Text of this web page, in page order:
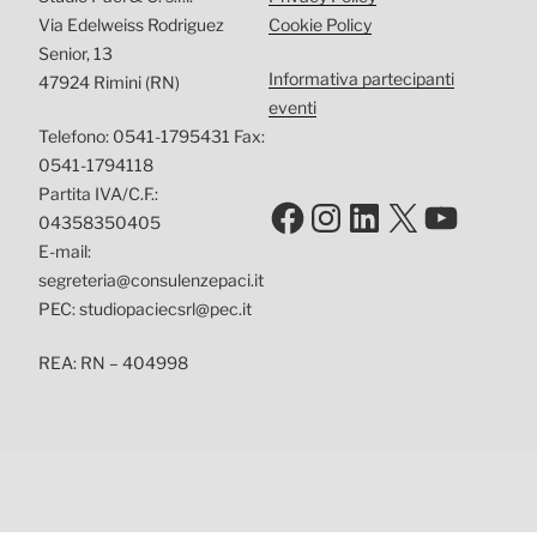
Via Edelweiss Rodriguez
Senior, 13
47924 Rimini (RN)
Telefono: 0541-1795431 Fax:
0541-1794118
Partita IVA/C.F.:
04358350405
E-mail:
segreteria@consulenzepaci.it
PEC: studiopaciecsrl@pec.it
REA: RN – 404998
Cookie Policy
Informativa partecipanti
eventi
Facebook
Instagram
LinkedIn
X